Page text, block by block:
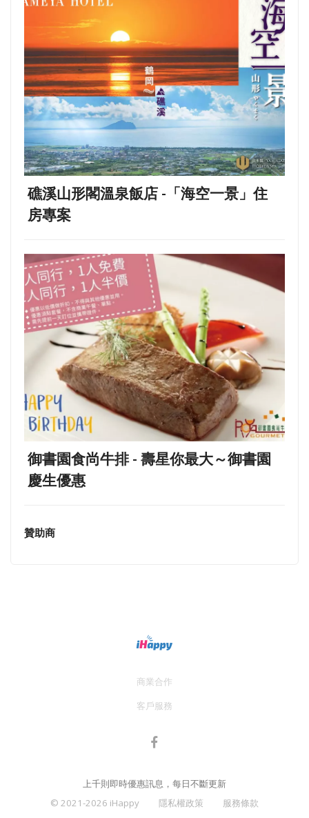
礁溪山形閣溫泉飯店 -「海空一景」住
房專案
御書園食尚牛排 - 壽星你最大～御書園
慶生優惠
贊助商
商業合作
客戶服務
上千則即時優惠訊息，每日不斷更新
© 2021-2026 iHappy
隱私權政策 服務條款